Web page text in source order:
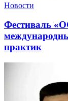
Новости
Фестиваль
практик